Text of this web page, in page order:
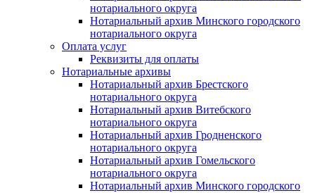
нотариального округа
Нотариальный архив Минского городского
нотариального округа
Оплата услуг
Реквизиты для оплаты
Нотариальные архивы
Нотариальный архив Брестского
нотариального округа
Нотариальный архив Витебского
нотариального округа
Нотариальный архив Гродненского
нотариального округа
Нотариальный архив Гомельского
нотариального округа
Нотариальный архив Минского городского